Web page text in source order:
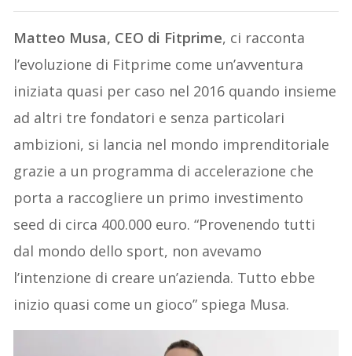
Matteo Musa, CEO di Fitprime, ci racconta
l’evoluzione di Fitprime come un’avventura
iniziata quasi per caso nel 2016 quando insieme
ad altri tre fondatori e senza particolari
ambizioni, si lancia nel mondo imprenditoriale
grazie a un programma di accelerazione che
porta a raccogliere un primo investimento
seed di circa 400.000 euro. “Provenendo tutti
dal mondo dello sport, non avevamo
l’intenzione di creare un’azienda. Tutto ebbe
inizio quasi come un gioco” spiega Musa.